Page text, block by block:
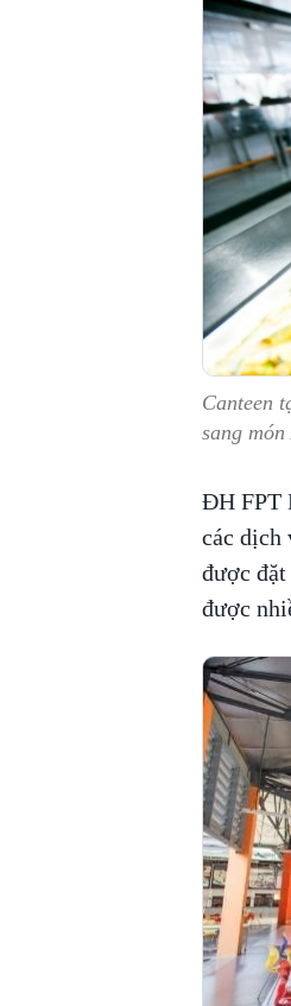
Canteen
sang món
ĐH FPT
các dịch
được
được